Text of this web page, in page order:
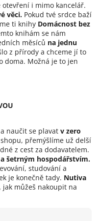
otevření i mimo kancelář.
věci. Pokud tvé srdce baží
ti knihy Domácnost bez
knihám se nám
měsíců na jednu
z přírody a chceme jí to
doma. Možná je to jen
naučit se plavat v zero
přemýšlíme už delší
z cest za dodavatelem.
šetrným hospodářstvím.
studování a
je konečně tady. Nutiva
jak můžeš nakoupit na